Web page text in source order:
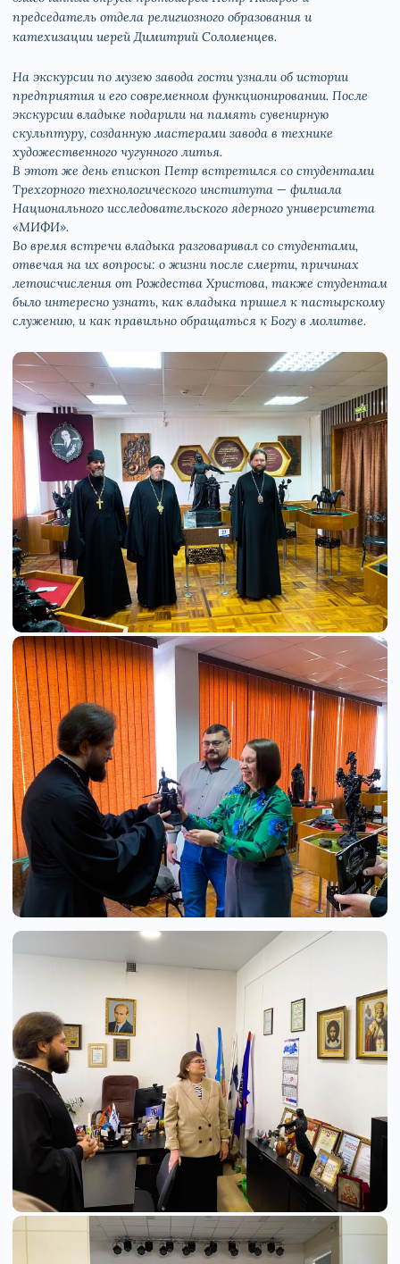
председатель отдела религиозного образования и
катехизации иерей Димитрий Соломенцев.
На экскурсии по музею завода гости узнали об истории
предприятия и его современном функционировании. После
экскурсии владыке подарили на память сувенирную
скульптуру, созданную мастерами завода в технике
художественного чугунного литья.
В этот же день епископ Петр встретился со студентами
Трехгорного технологического института — филиала
Национального исследовательского ядерного университета
«МИФИ».
Во время встречи владыка разговаривал со студентами,
отвечая на их вопросы: о жизни после смерти, причинах
летоисчисления от Рождества Христова, также студентам
было интересно узнать, как владыка пришел к пастырскому
служению, и как правильно обращаться к Богу в молитве.